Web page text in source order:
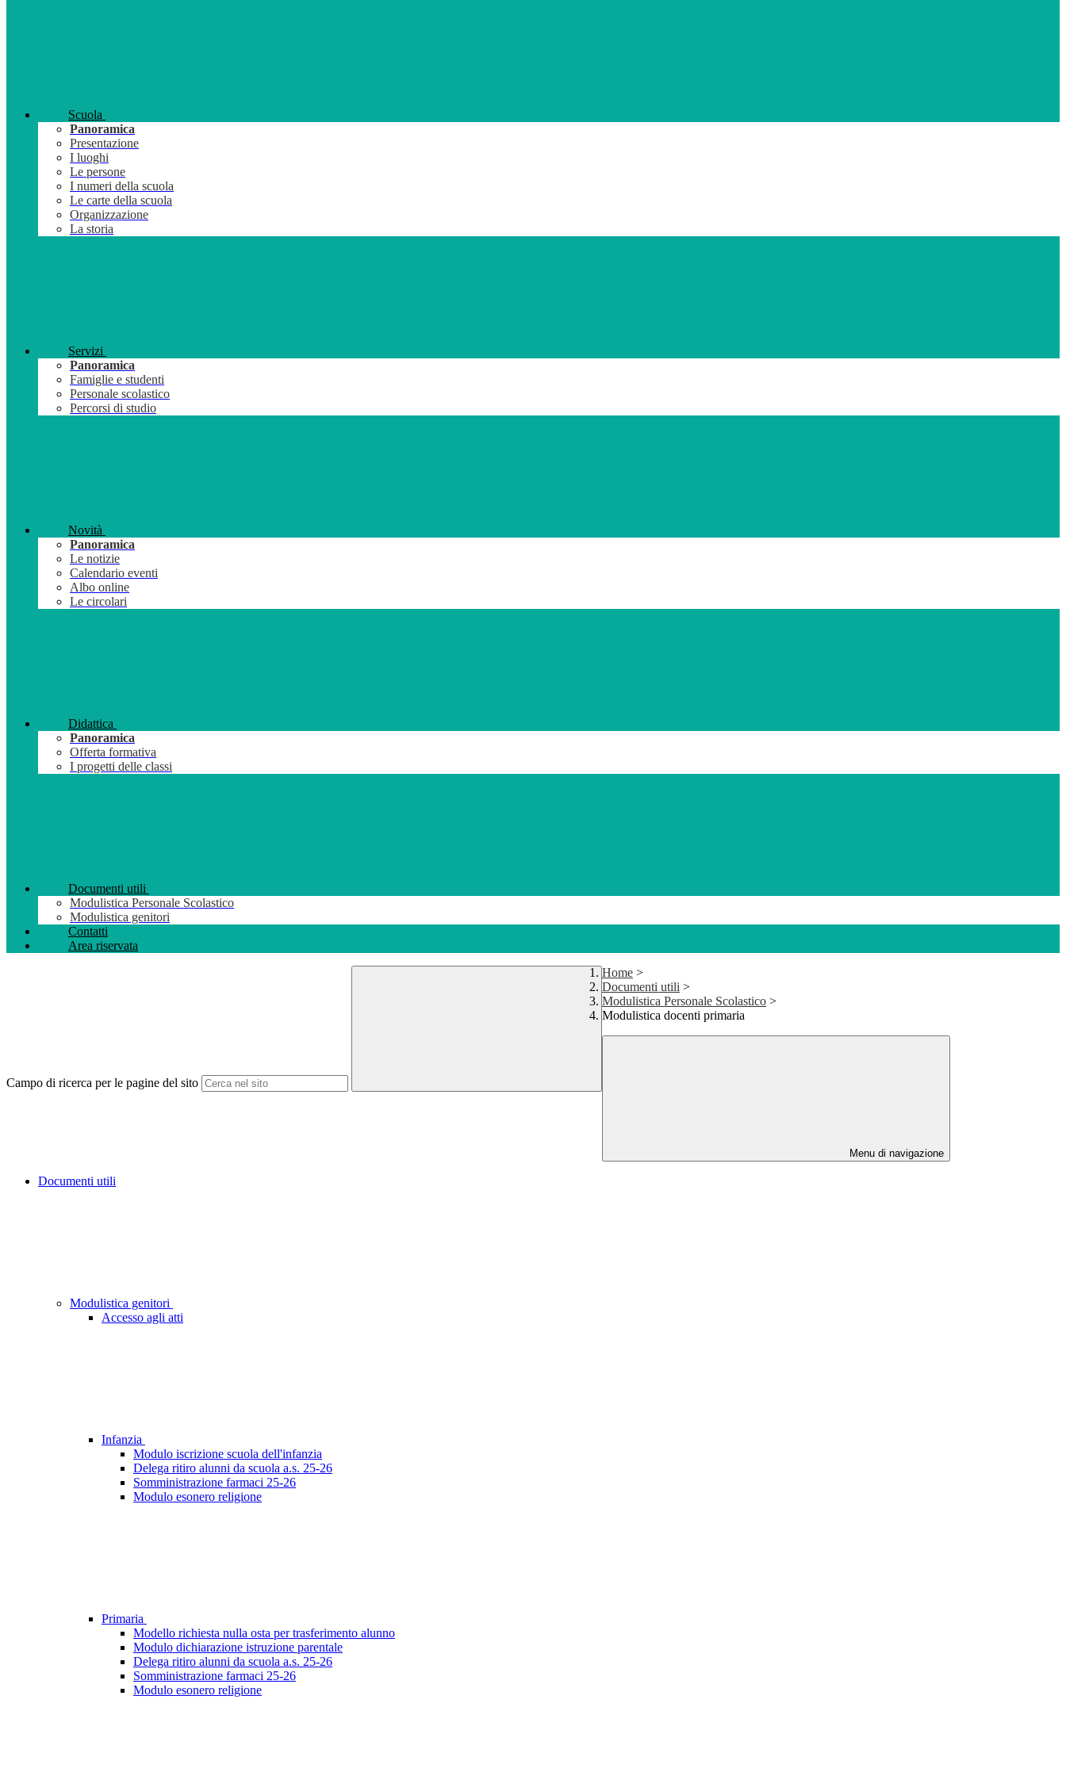
Scuola
Panoramica
Presentazione
I luoghi
Le persone
I numeri della scuola
Le carte della scuola
Organizzazione
La storia
Servizi
Panoramica
Famiglie e studenti
Personale scolastico
Percorsi di studio
Novità
Panoramica
Le notizie
Calendario eventi
Albo online
Le circolari
Didattica
Panoramica
Offerta formativa
I progetti delle classi
Documenti utili
Modulistica Personale Scolastico
Modulistica genitori
Contatti
Area riservata
Campo di ricerca per le pagine del sito
Home >
Documenti utili >
Modulistica Personale Scolastico >
Modulistica docenti primaria
Menu di navigazione
Documenti utili
Modulistica genitori
Accesso agli atti
Infanzia
Modulo iscrizione scuola dell'infanzia
Delega ritiro alunni da scuola a.s. 25-26
Somministrazione farmaci 25-26
Modulo esonero religione
Primaria
Modello richiesta nulla osta per trasferimento alunno
Modulo dichiarazione istruzione parentale
Delega ritiro alunni da scuola a.s. 25-26
Somministrazione farmaci 25-26
Modulo esonero religione